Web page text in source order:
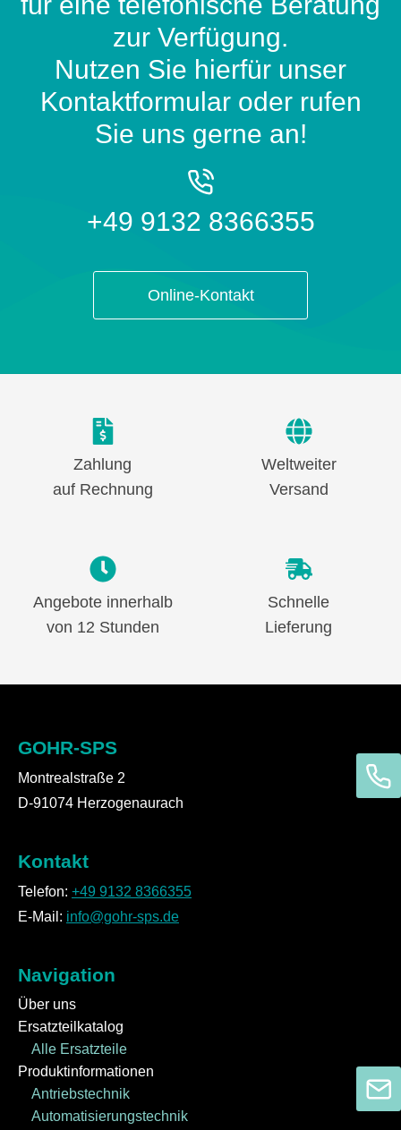
zur Verfügung.
Nutzen Sie hierfür unser
Kontaktformular oder rufen
Sie uns gerne an!
+49 9132 8366355
Online-Kontakt
Zahlung
auf Rechnung
Weltweiter
Versand
Angebote innerhalb
von 12 Stunden
Schnelle
Lieferung
GOHR-SPS
Montrealstraße 2
D-91074 Herzogenaurach
Kontakt
Telefon: +49 9132 8366355
E-Mail: info@gohr-sps.de
Navigation
Über uns
Ersatzteilkatalog
Alle Ersatzteile
Produktinformationen
Antriebstechnik
Automatisierungstechnik